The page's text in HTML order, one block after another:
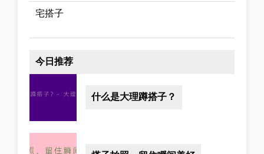
宅搭子
今日推荐
什么是大理蹲搭子？